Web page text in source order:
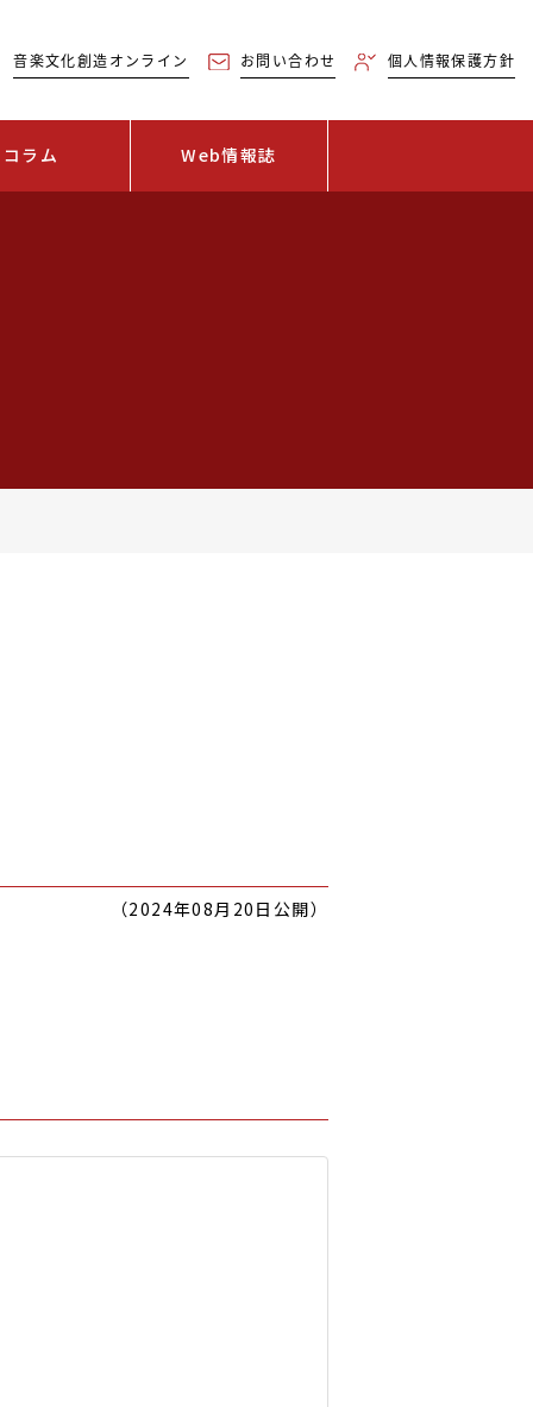
音楽文化創造オンライン お問い合わせ 個人情報保護方針
コラム Web情報誌
（2024年08月20日公開）